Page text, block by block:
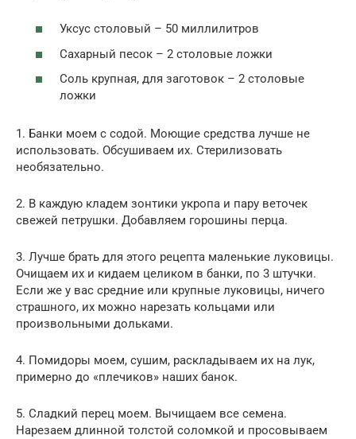
Уксус столовый – 50 миллилитров
Сахарный песок – 2 столовые ложки
Соль крупная, для заготовок – 2 столовые
ложки
1. Банки моем с содой. Моющие средства лучше не
использовать. Обсушиваем их. Стерилизовать
необязательно.
2. В каждую кладем зонтики укропа и пару веточек
свежей петрушки. Добавляем горошины перца.
3. Лучше брать для этого рецепта маленькие луковицы.
Очищаем их и кидаем целиком в банки, по 3 штучки.
Если же у вас средние или крупные луковицы, ничего
страшного, их можно нарезать кольцами или
произвольными дольками.
4. Помидоры моем, сушим, раскладываем их на лук,
примерно до «плечиков» наших банок.
5. Сладкий перец моем. Вычищаем все семена.
Нарезаем длинной толстой соломкой и просовываем